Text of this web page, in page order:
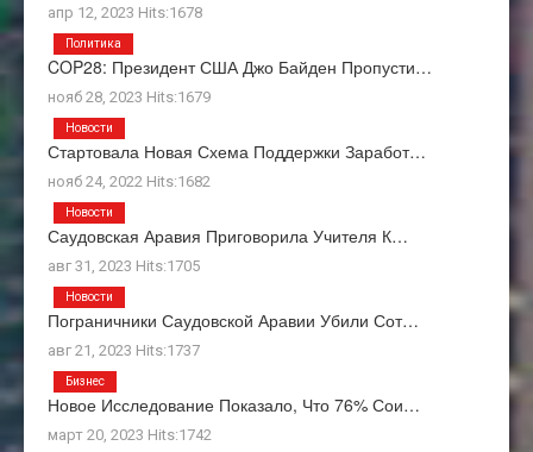
апр 12, 2023 Hits:1678
COP28: Президент США Джо Байден Пропусти…
нояб 28, 2023 Hits:1679
Политика
Стартовала Новая Схема Поддержки Заработ…
нояб 24, 2022 Hits:1682
Новости
Саудовская Аравия Приговорила Учителя К…
авг 31, 2023 Hits:1705
Новости
Пограничники Саудовской Аравии Убили Сот…
авг 21, 2023 Hits:1737
Новости
Новое Исследование Показало, Что 76% Сои…
март 20, 2023 Hits:1742
Бизнес